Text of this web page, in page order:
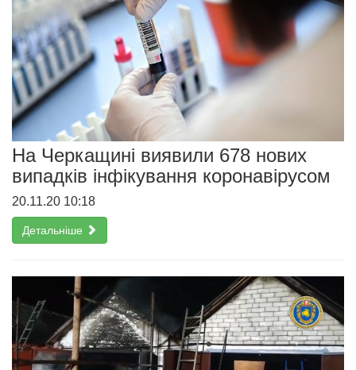
На Черкащині виявили 678 нових
випадків інфікування коронавірусом
20.11.20 10:18
Детальніше